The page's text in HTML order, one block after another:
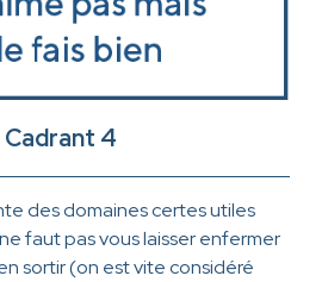
Cadrant 4
des domaines certes utiles
faut pas vous laisser enfermer
sortir (on est vite considéré